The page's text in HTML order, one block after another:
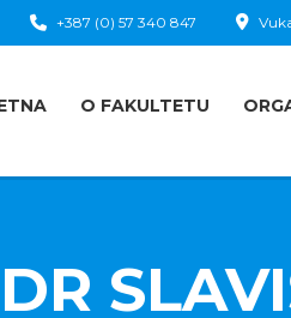
+387 (0) 57 340 847
O FAKULTETU